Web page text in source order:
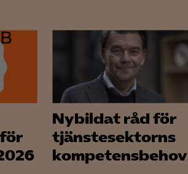
Nybildat råd för
tjänstesektorns
kompetensbehov